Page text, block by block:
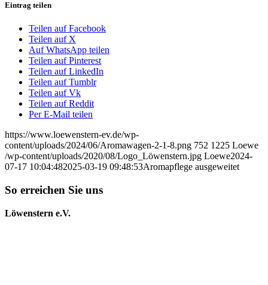
Eintrag teilen
Teilen auf Facebook
Teilen auf X
Auf WhatsApp teilen
Teilen auf Pinterest
Teilen auf LinkedIn
Teilen auf Tumblr
Teilen auf Vk
Teilen auf Reddit
Per E-Mail teilen
https://www.loewenstern-ev.de/wp-
content/uploads/2024/06/Aromawagen-2-1-8.png 752 1225 Loewe
/wp-content/uploads/2020/08/Logo_Löwenstern.jpg Loewe2024-
07-17 10:04:482025-03-19 09:48:53Aromapflege ausgeweitet
So erreichen Sie uns
Löwenstern e.V.